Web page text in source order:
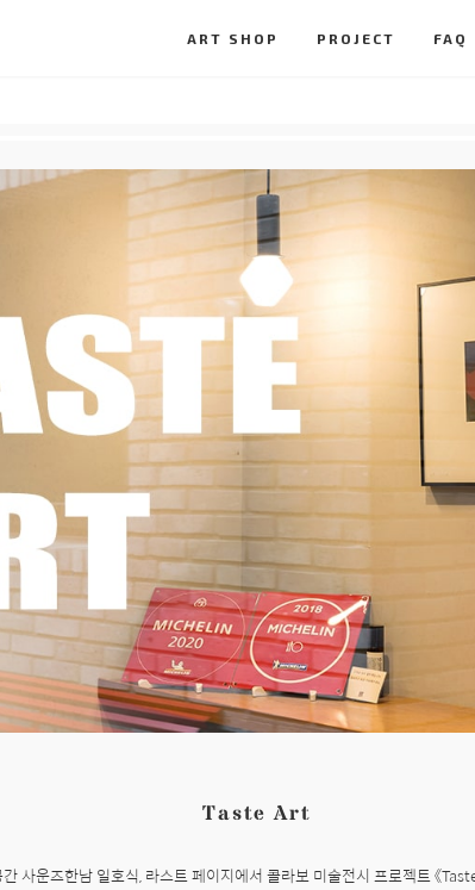
ART SHOP PROJECT FAQ
Taste Art
사운즈한남 일호식, 라스트 페이지에서 콜라보 미술전시 프로젝트 《